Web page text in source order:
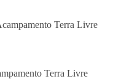
Terra Livre